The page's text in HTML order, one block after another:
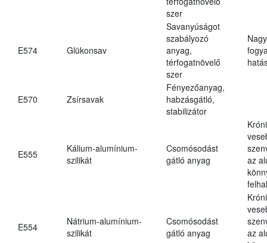
szer
E574 Glükonsav
Savanyúságot
szabályozó
anyag,
térfogatnövelő
szer
E570 Zsírsavak
Fényezőanyag,
habzásgátló,
stabilizátor
E555
Kálium-alumínium-
szilikát
Csomósodást
gátló anyag
az
E554
Nátrium-alumínium-
szilikát
Csomósodást
gátló anyag
az